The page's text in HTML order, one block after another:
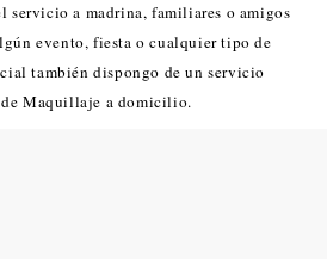
servicio a madrina, familiares o amigos
evento, fiesta o cualquier tipo de
también dispongo de un servicio
Maquillaje a domicilio.